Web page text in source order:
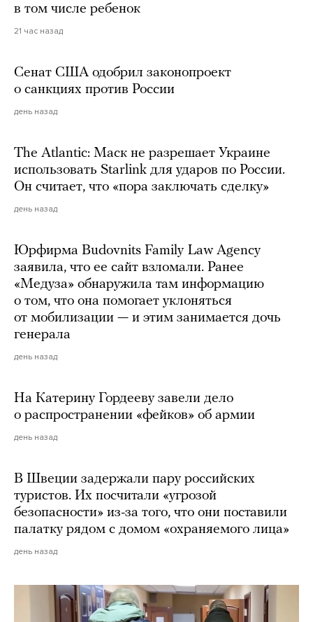
в том числе ребенок
21 час назад
Сенат США одобрил законопроект
о санкциях против России
день назад
The Atlantic: Маск не разрешает Украине
использовать Starlink для ударов по России.
Он считает, что «пора заключать сделку»
день назад
Юрфирма Budovnits Family Law Agency
заявила, что ее сайт взломали. Ранее
«Медуза» обнаружила там информацию
о том, что она помогает уклоняться
от мобилизации — и этим занимается дочь
генерала
день назад
На Катерину Гордееву завели дело
о распространении «фейков» об армии
день назад
В Швеции задержали пару российских
туристов. Их посчитали «угрозой
безопасности» из-за того, что они поставили
палатку рядом с домом «охраняемого лица»
день назад